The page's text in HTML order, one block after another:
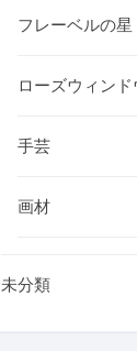
フレーベルの星
ローズウィンド
手芸
画材
未分類